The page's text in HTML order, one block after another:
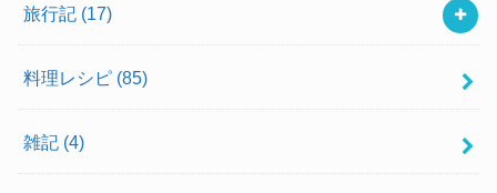
旅行記 (17)
料理レシピ (85)
雑記 (4)